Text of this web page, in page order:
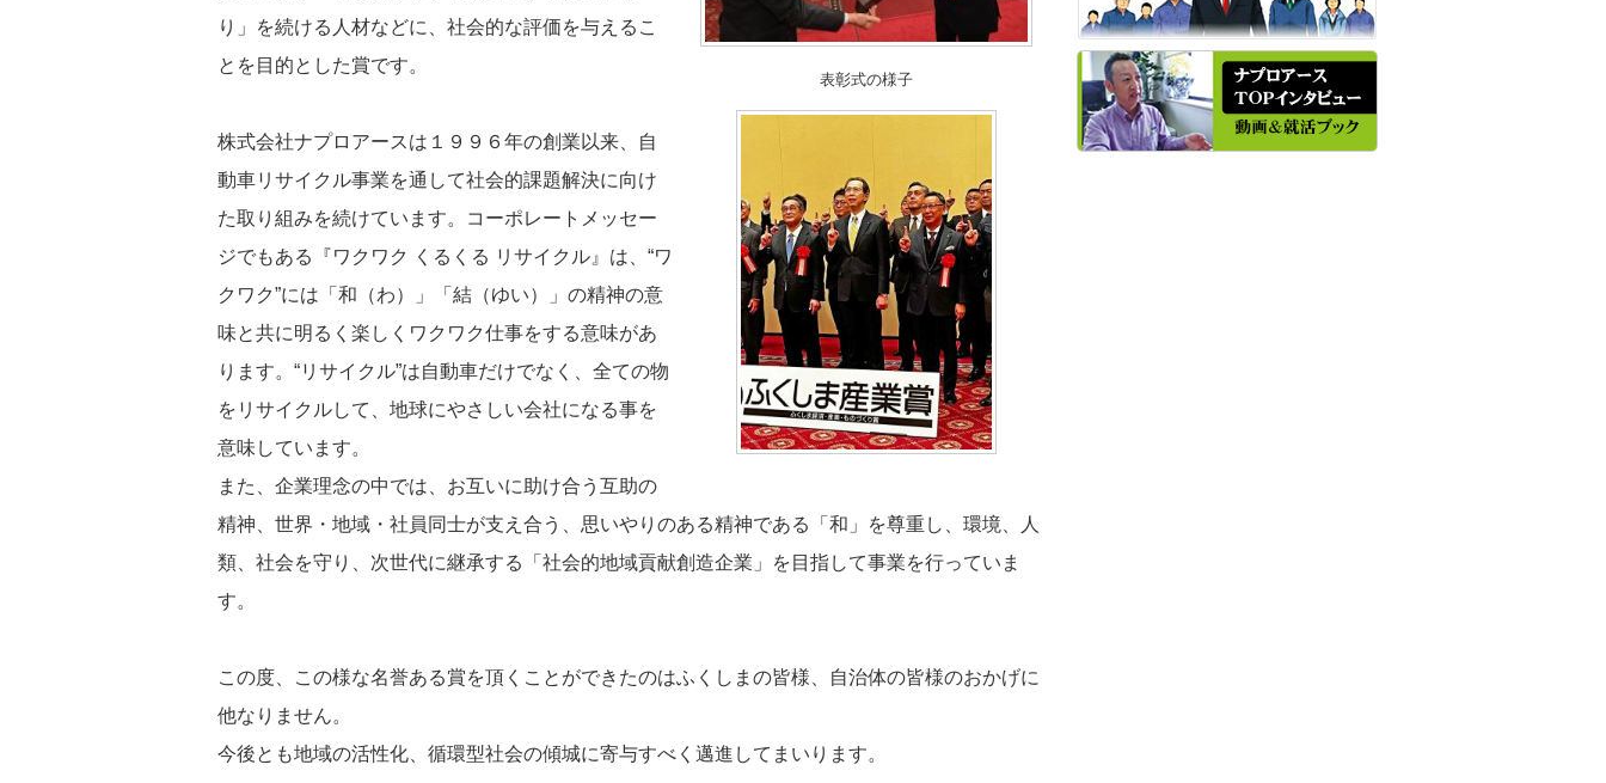
表彰式の様子
り」を続ける人材などに、社会的な評価を与えるこ
とを目的とした賞です。
株式会社ナプロアースは１９９６年の創業以来、自
動車リサイクル事業を通して社会的課題解決に向け
た取り組みを続けています。コーポレートメッセー
ジでもある『ワクワク くるくる リサイクル』は、“ワ
クワク”には「和（わ）」「結（ゆい）」の精神の意
味と共に明るく楽しくワクワク仕事をする意味があ
ります。“リサイクル”は自動車だけでなく、全ての物
をリサイクルして、地球にやさしい会社になる事を
意味しています。
また、企業理念の中では、お互いに助け合う互助の
精神、世界・地域・社員同士が支え合う、思いやりのある精神である「和」を尊重し、環境、人
類、社会を守り、次世代に継承する「社会的地域貢献創造企業」を目指して事業を行っていま
す。
この度、この様な名誉ある賞を頂くことができたのはふくしまの皆様、自治体の皆様のおかげに
他なりません。
今後とも地域の活性化、循環型社会の傾城に寄与すべく邁進してまいります。